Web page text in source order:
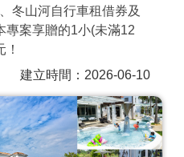
冬山河自行車租借券及
專案享贈的1小(未滿12
建立時間：2026-06-10